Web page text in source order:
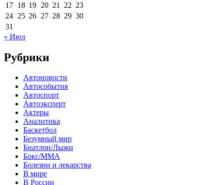
17 18 19 20 21 22 23
24 25 26 27 28 29 30
31
« Июл
Рубрики
Автоновости
Автособытия
Автоспорт
Автоэксперт
Актеры
Аналитика
Баскетбол
Безумный мир
Биатлон/Лыжи
Бокс/MMA
Болезни и лекарства
В мире
В России